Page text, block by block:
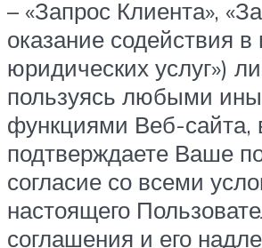
– «Запрос Клиента»,
оказание содействия в
юридических услуг»)
пользуясь любыми
функциями Веб-сайта,
подтверждаете Ваше
согласие со всеми
настоящего
соглашения и его